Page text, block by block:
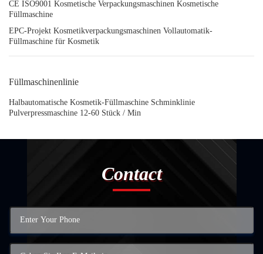
CE ISO9001 Kosmetische Verpackungsmaschinen Kosmetische
Füllmaschine
EPC-Projekt Kosmetikverpackungsmaschinen Vollautomatik-
Füllmaschine für Kosmetik
Füllmaschinenlinie
Halbautomatische Kosmetik-Füllmaschine Schminklinie
Pulverpressmaschine 12-60 Stück / Min
Contact